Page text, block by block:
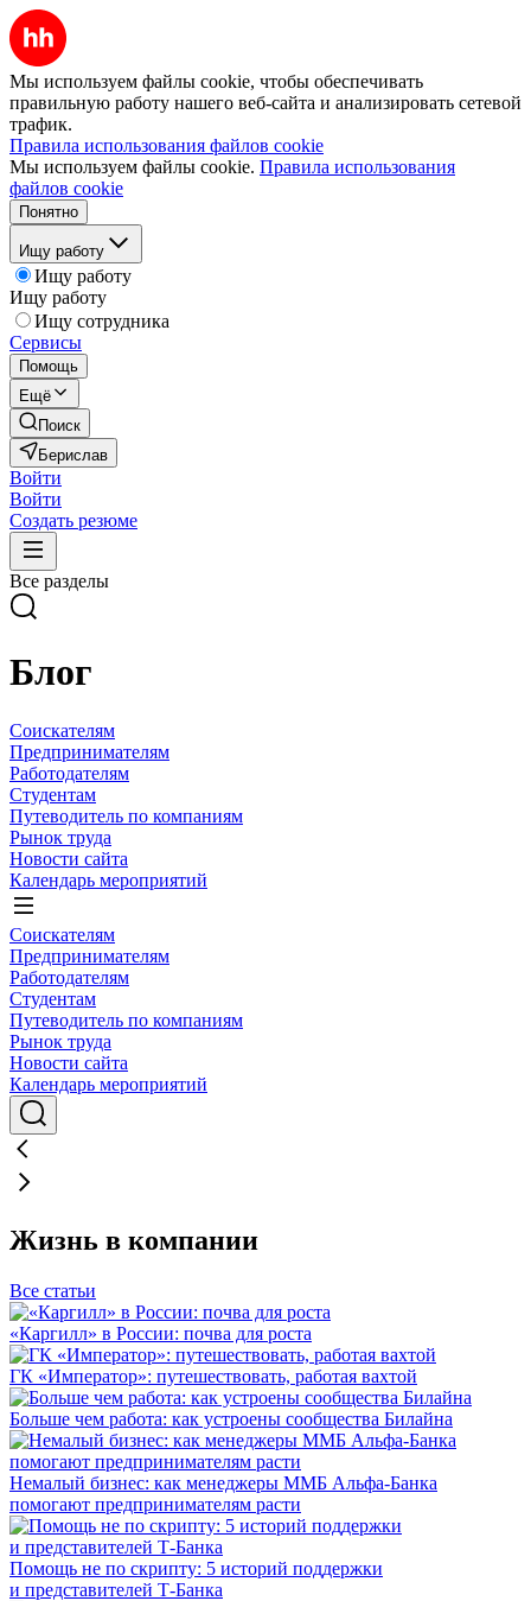
Мы используем файлы cookie, чтобы обеспечивать
правильную работу нашего веб-сайта и анализировать сетевой
трафик.
Правила использования файлов cookie
Мы используем файлы cookie. Правила использования
файлов cookie
Понятно
Ищу работу
Ищу работу
Ищу работу
Ищу сотрудника
Сервисы
Помощь
Ещё
Поиск
Берислав
Войти
Войти
Создать резюме
Все разделы
Блог
Соискателям
Предпринимателям
Работодателям
Студентам
Путеводитель по компаниям
Рынок труда
Новости сайта
Календарь мероприятий
Соискателям
Предпринимателям
Работодателям
Студентам
Путеводитель по компаниям
Рынок труда
Новости сайта
Календарь мероприятий
Жизнь в компании
Все статьи
«Каргилл» в России: почва для роста
ГК «Император»: путешествовать, работая вахтой
Больше чем работа: как устроены сообщества Билайна
Немалый бизнес: как менеджеры ММБ Альфа-Банка
помогают предпринимателям расти
Помощь не по скрипту: 5 историй поддержки
и представителей Т-Банка